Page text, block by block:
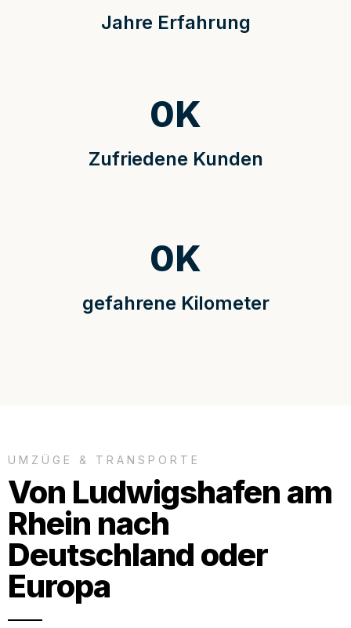
Jahre Erfahrung
Zufriedene Kunden
0K
gefahrene Kilometer
0K
UMZÜGE & TRANSPORTE
Von Ludwigshafen am
Rhein nach
Deutschland oder
Europa